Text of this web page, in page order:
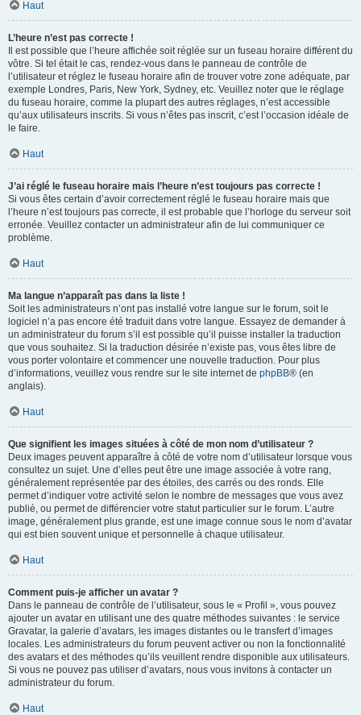
Haut
L’heure n’est pas correcte !
Il est possible que l’heure affichée soit réglée sur un fuseau horaire différent du
vôtre. Si tel était le cas, rendez-vous dans le panneau de contrôle de
l’utilisateur et réglez le fuseau horaire afin de trouver votre zone adéquate, par
exemple Londres, Paris, New York, Sydney, etc. Veuillez noter que le réglage
du fuseau horaire, comme la plupart des autres réglages, n’est accessible
qu’aux utilisateurs inscrits. Si vous n’êtes pas inscrit, c’est l’occasion idéale de
le faire.
Haut
J’ai réglé le fuseau horaire mais l’heure n’est toujours pas correcte !
Si vous êtes certain d’avoir correctement réglé le fuseau horaire mais que
l’heure n’est toujours pas correcte, il est probable que l’horloge du serveur soit
erronée. Veuillez contacter un administrateur afin de lui communiquer ce
problème.
Haut
Ma langue n’apparaît pas dans la liste !
Soit les administrateurs n’ont pas installé votre langue sur le forum, soit le
logiciel n’a pas encore été traduit dans votre langue. Essayez de demander à
un administrateur du forum s’il est possible qu’il puisse installer la traduction
que vous souhaitez. Si la traduction désirée n’existe pas, vous êtes libre de
vous porter volontaire et commencer une nouvelle traduction. Pour plus
d’informations, veuillez vous rendre sur le site internet de phpBB® (en
anglais).
Haut
Que signifient les images situées à côté de mon nom d’utilisateur ?
Deux images peuvent apparaître à côté de votre nom d’utilisateur lorsque vous
consultez un sujet. Une d’elles peut être une image associée à votre rang,
généralement représentée par des étoiles, des carrés ou des ronds. Elle
permet d’indiquer votre activité selon le nombre de messages que vous avez
publié, ou permet de différencier votre statut particulier sur le forum. L’autre
image, généralement plus grande, est une image connue sous le nom d’avatar
qui est bien souvent unique et personnelle à chaque utilisateur.
Haut
Comment puis-je afficher un avatar ?
Dans le panneau de contrôle de l’utilisateur, sous le « Profil », vous pouvez
ajouter un avatar en utilisant une des quatre méthodes suivantes : le service
Gravatar, la galerie d’avatars, les images distantes ou le transfert d’images
locales. Les administrateurs du forum peuvent activer ou non la fonctionnalité
des avatars et des méthodes qu’ils veuillent rendre disponible aux utilisateurs.
Si vous ne pouvez pas utiliser d’avatars, nous vous invitons à contacter un
administrateur du forum.
Haut